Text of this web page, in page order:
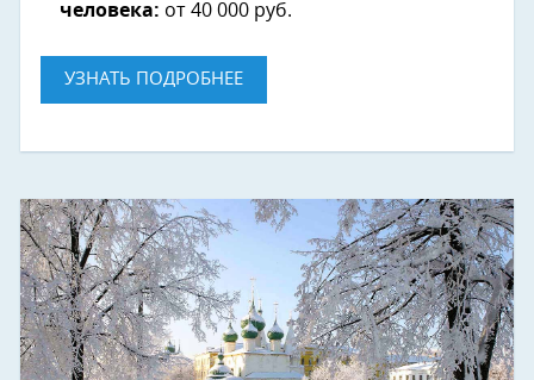
человека: от 40 000 руб.
УЗНАТЬ ПОДРОБНЕЕ